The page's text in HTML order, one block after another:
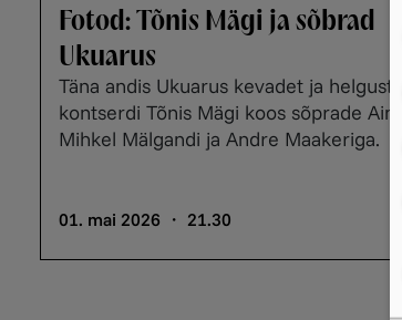
Fotod: Tõnis Mägi ja sõbrad
Ukuarus
Täna andis Ukuarus kevadet ja helgust
kontserdi Tõnis Mägi koos sõprade Ain
Mihkel Mälgandi ja Andre Maakeriga.
01. mai 2026 ・ 21.30